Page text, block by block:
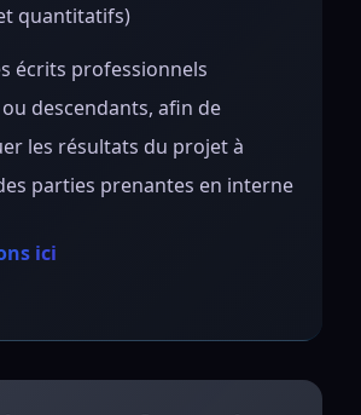
quantitatifs)
écrits professionnels
descendants, afin de
les résultats du projet à
parties prenantes en interne
ici